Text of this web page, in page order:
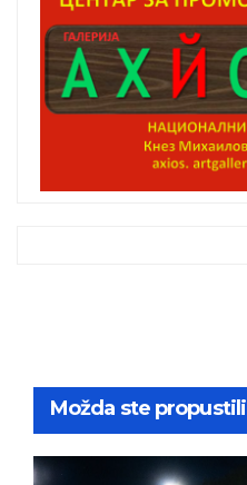
Možda ste propustili